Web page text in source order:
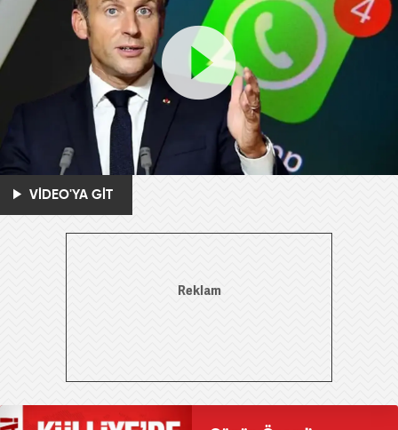
VİDEO'YA GİT